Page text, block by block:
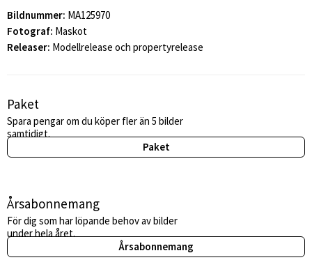
Bildnummer: MA125970
Fotograf: Maskot
Releaser: Modellrelease och propertyrelease
Paket
Spara pengar om du köper fler än 5 bilder
samtidigt.
Paket
Årsabonnemang
För dig som har löpande behov av bilder
under hela året.
Årsabonnemang